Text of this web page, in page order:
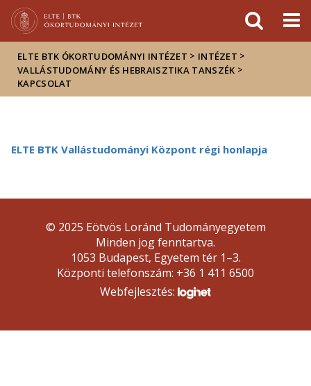
sajtóban
ELTE BTK ÓKORTUDOMÁNYI INTÉZET > INTÉZET >
VALLÁSTUDOMÁNY ÉS HEBRAISZTIKA TANSZÉK >
KAPCSOLAT
ELTE BTK Vallástudományi Központ régi honlapja
© 2025 Eötvös Loránd Tudományegyetem
Minden jog fenntartva.
1053 Budapest, Egyetem tér 1–3.
Központi telefonszám: +36 1 411 6500
Webfejlesztés: